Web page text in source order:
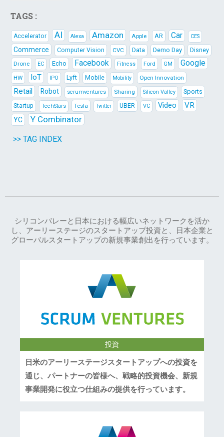
TAGS :
Accelerator AI Alexa Amazon Apple AR Car CES
Commerce Computer Vision CVC Data Demo Day
Disney
Drone
EC Echo Facebook Fitness Ford GM Google
HW IoT IPO Lyft Mobile Mobility Open Innovation
Retail Robot scrumventures Sharing Silicon Valley Sports
Startup TechStars Tesla Twitter UBER VC Video VR
YC Y Combinator
>> TAG INDEX
シリコンバレーと日本における幅広いネットワークを活か
し、アーリーステージのスタートアップ投資と、日本企業と
グローバルスタートアップの新規事業創出を行っています。
投資
日米のアーリーステージスタートアップへの投資を
通じ、パートナーの皆様へ、戦略的投資機会、新規
事業開発に役立つ仕組みの提供を行っています。